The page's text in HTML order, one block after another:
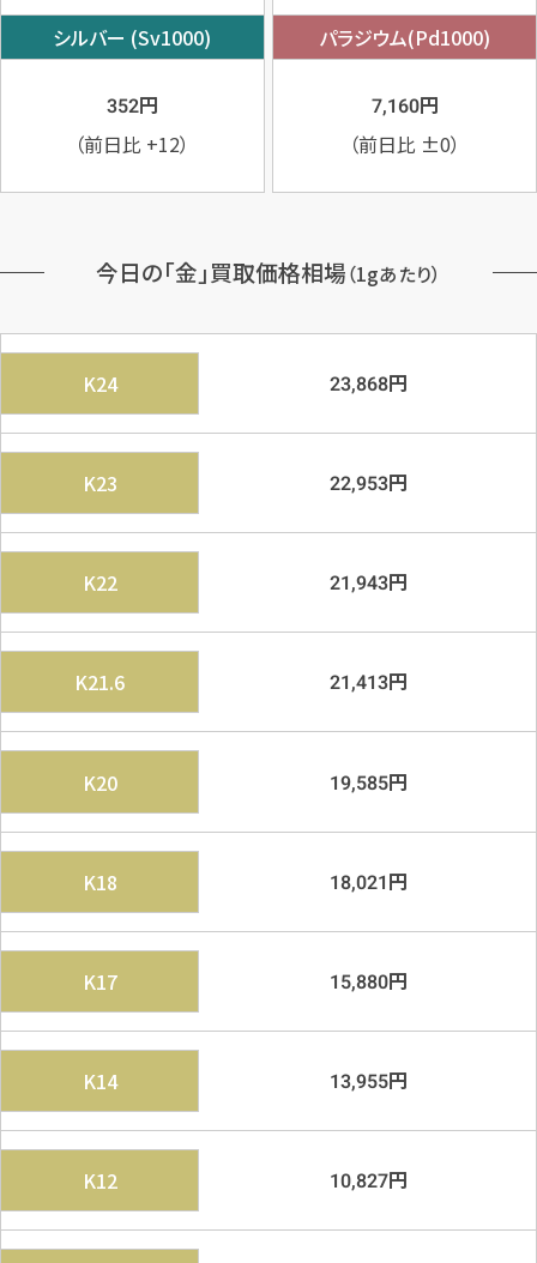
シルバー (Sv1000)
352円
（前日比 +12）
パラジウム(Pd1000)
7,160円
（前日比 ±0）
今日の「金」買取価格相場（1gあたり）
K24 23,868円
K23 22,953円
K22 21,943円
K21.6 21,413円
K20 19,585円
K18 18,021円
K17 15,880円
K14 13,955円
K12 10,827円